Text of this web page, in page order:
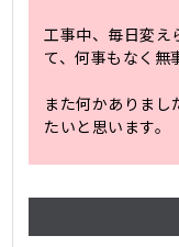
工事中、毎日変え
て、何事もなく無
また何かありまし
たいと思います。